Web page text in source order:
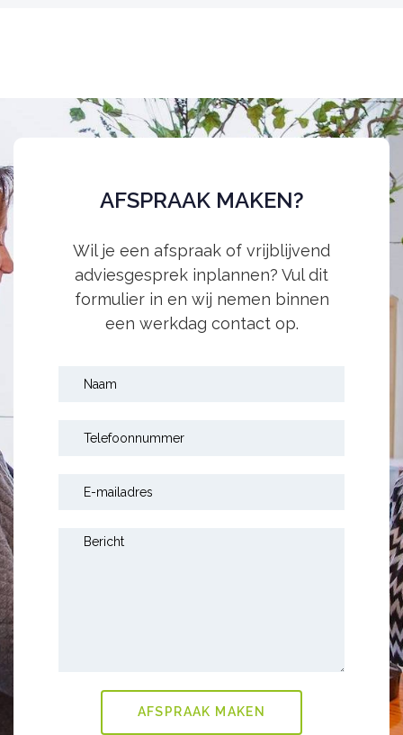
AFSPRAAK MAKEN?
Wil je een afspraak of vrijblijvend
adviesgesprek inplannen? Vul dit
formulier in en wij nemen binnen
een werkdag contact op.